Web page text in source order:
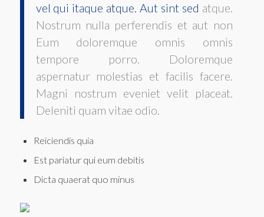
vel qui itaque atque. Aut sint sed atque.
Nostrum nulla perferendis et aut non
Eum doloremque omnis omnis
tempore porro. Doloremque
aspernatur molestias et facilis facere.
Magni nostrum eveniet velit placeat.
Deleniti quam vitae odio.
Reiciendis quia
Est pariatur qui eum debitis
Dicta quaerat quo minus